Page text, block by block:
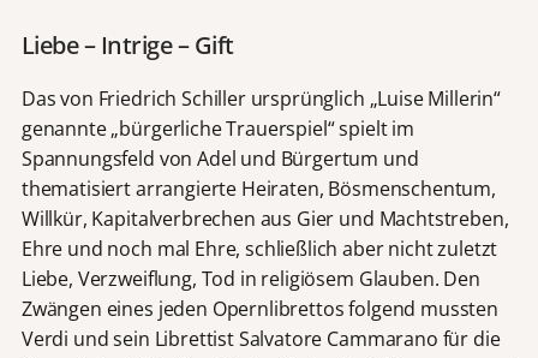
Liebe – Intrige – Gift
Das von Friedrich Schiller ursprünglich „Luise Millerin“
genannte „bürgerliche Trauerspiel“ spielt im
Spannungsfeld von Adel und Bürgertum und
thematisiert arrangierte Heiraten, Bösmenschentum,
Willkür, Kapitalverbrechen aus Gier und Machtstreben,
Ehre und noch mal Ehre, schließlich aber nicht zuletzt
Liebe, Verzweiflung, Tod in religiösem Glauben. Den
Zwängen eines jeden Opernlibrettos folgend mussten
Verdi und sein Librettist Salvatore Cammarano für die